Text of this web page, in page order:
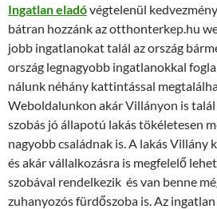
Ingatlan eladóvégtelenül
bátran hozzánk az otthonterkep.hu
jobb ingatlanokat talál az ország
ország legnagyobb ingatlanokkal
nálunk néhány kattintással
Weboldalunkon akár Villányon is talál
szobás jó állapotú lakás tökéletesen
nagyobb családnak is. A lakás
és akár vállalkozásra is megfelelő
szobával rendelkezik és van benne
zuhanyozós fürdőszoba is. Az